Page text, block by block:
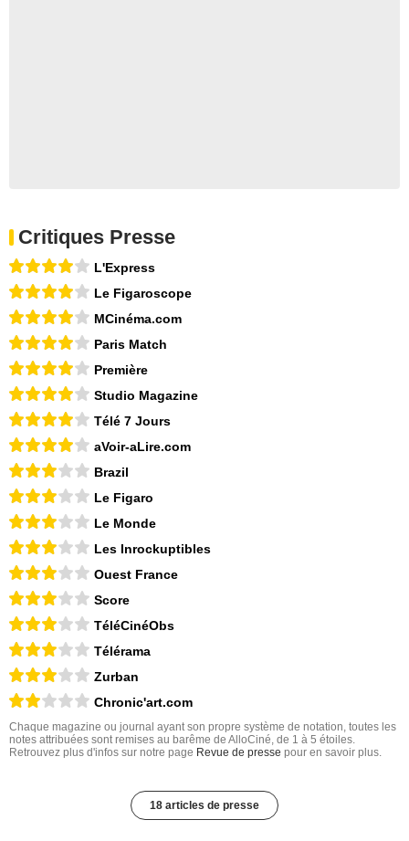
Critiques Presse
L'Express
Le Figaroscope
MCinéma.com
Paris Match
Première
Studio Magazine
Télé 7 Jours
aVoir-aLire.com
Brazil
Le Figaro
Le Monde
Les Inrockuptibles
Ouest France
Score
TéléCinéObs
Télérama
Zurban
Chronic'art.com
Chaque magazine ou journal ayant son propre système de notation, toutes les
notes attribuées sont remises au barême de AlloCiné, de 1 à 5 étoiles.
Retrouvez plus d'infos sur notre page Revue de presse pour en savoir plus.
18 articles de presse